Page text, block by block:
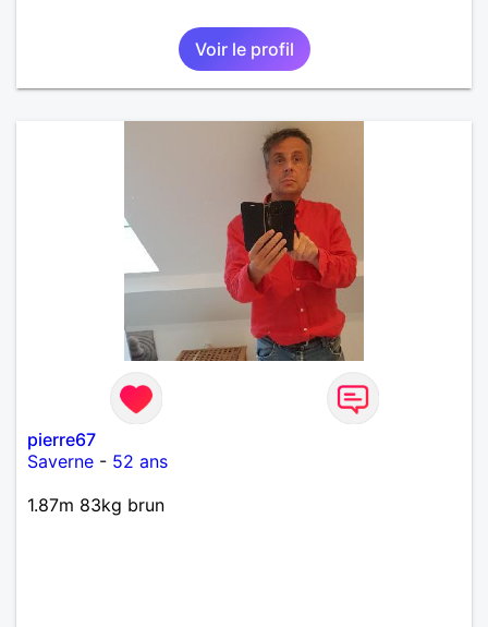
Voir le profil
pierre67
Saverne - 52 ans
1.87m 83kg brun